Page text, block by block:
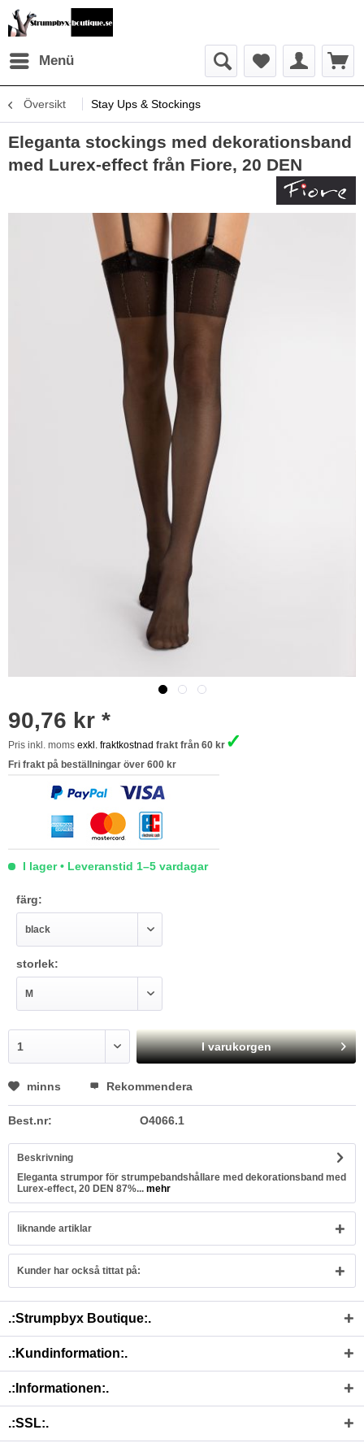
Menü
Översikt Stay Ups & Stockings
Eleganta stockings med dekorationsband
med Lurex-effect från Fiore, 20 DEN
90,76 kr *
Pris inkl. moms exkl. fraktkostnad frakt från 60 kr ✓
Fri frakt på beställningar över 600 kr
I lager • Leveranstid 1–5 vardagar
färg:
storlek:
I varukorgen
minns Rekommendera
Best.nr: O4066.1
Beskrivning
Eleganta strumpor för strumpebandshållare med dekorationsband med
Lurex-effect, 20 DEN 87%... mehr
liknande artiklar
Kunder har också tittat på:
.:Strumpbyx Boutique:.
.:Kundinformation:.
.:Informationen:.
.:SSL:.